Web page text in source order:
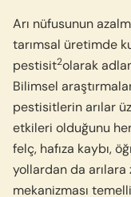
Arı nüfusunun
tarımsal üretimde
pestisit2olarak
Bilimsel
pestisitlerin arılar
etkileri olduğunu
felç, hafıza kaybı,
yollardan da
mekanizması